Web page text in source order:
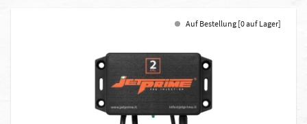
Auf Bestellung [0 auf Lager]